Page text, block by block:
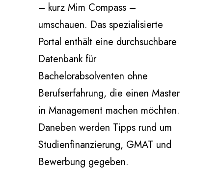
– kurz Mim Compass –
umschauen. Das spezialisierte
Portal enthält eine durchsuchbare
Datenbank für
Bachelorabsolventen ohne
Berufserfahrung, die einen Master
in Management machen möchten.
Daneben werden Tipps rund um
Studienfinanzierung, GMAT und
Bewerbung gegeben.